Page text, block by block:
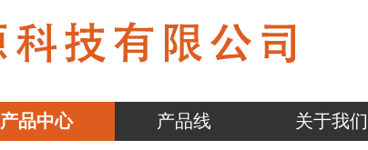
产品中心 产品线 关于我们